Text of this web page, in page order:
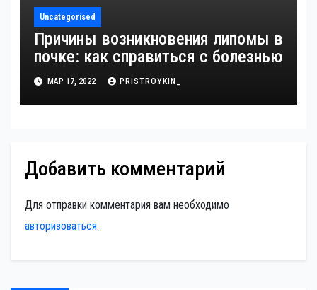
Uncategorised
Причины возникновения липомы в
почке: как справиться с болезнью
МАР 17, 2022 PRISTROYKIN_
Добавить комментарий
Для отправки комментария вам необходимо
авторизоваться.